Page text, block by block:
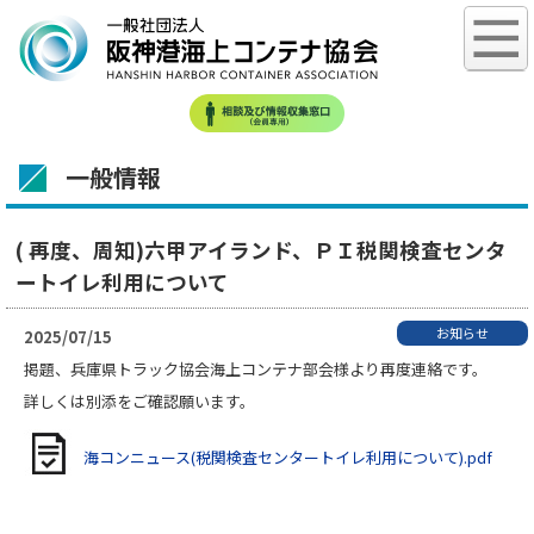
一般情報
( 再度、周知)六甲アイランド、ＰＩ税関検査センタ
ートイレ利用について
2025/07/15 お知らせ
掲題、兵庫県トラック協会海上コンテナ部会様より再度連絡です。
詳しくは別添をご確認願います。
海コンニュース(税関検査センタートイレ利用について).pdf